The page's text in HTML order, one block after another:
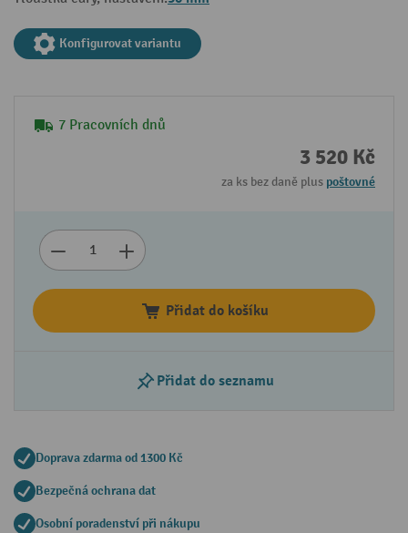
Konfigurovat variantu
7 Pracovních dnů
3 520 Kč
za ks bez daně plus poštovné
Přidat do košíku
Přidat do seznamu
Doprava zdarma od 1300 Kč
Bezpečná ochrana dat
Osobní poradenství při nákupu